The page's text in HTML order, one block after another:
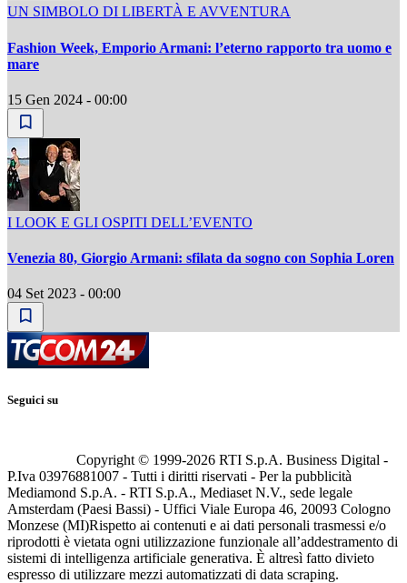
UN SIMBOLO DI LIBERTÀ E AVVENTURA
Fashion Week, Emporio Armani: l’eterno rapporto tra uomo e
mare
15 Gen 2024 - 00:00
I LOOK E GLI OSPITI DELL’EVENTO
Venezia 80, Giorgio Armani: sfilata da sogno con Sophia Loren
04 Set 2023 - 00:00
Seguici su
Copyright © 1999-2026 RTI S.p.A. Business Digital -
P.Iva 03976881007 - Tutti i diritti riservati - Per la pubblicità
Mediamond S.p.A. - RTI S.p.A., Mediaset N.V., sede legale
Amsterdam (Paesi Bassi) - Uffici Viale Europa 46, 20093 Cologno
Monzese (MI)Rispetto ai contenuti e ai dati personali trasmessi e/o
riprodotti è vietata ogni utilizzazione funzionale all’addestramento di
sistemi di intelligenza artificiale generativa. È altresì fatto divieto
espresso di utilizzare mezzi automatizzati di data scraping.